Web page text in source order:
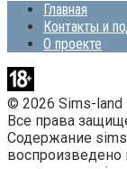
Главная
Контакты и
О проекте
© 2026 Sims-land
Все права
Содержание
воспроизведено